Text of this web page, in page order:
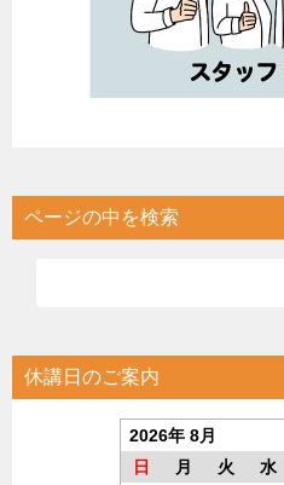
ページの中を検索
休講日のご案内
2026年 8月
日
月 火 水